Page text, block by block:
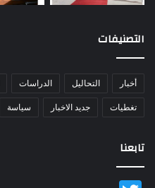
التصنيفات
أخبار التحاليل الدراسات
تغطيات جديد الاخبار سياسة
تابعنا